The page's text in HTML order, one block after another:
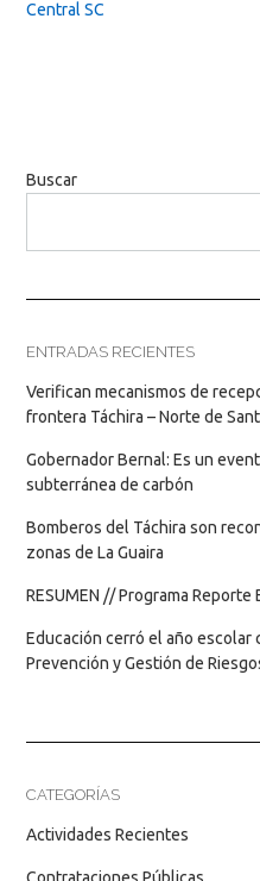
Central SC
Buscar
ENTRADAS RECIENTES
Verifican mecanismos de
frontera Táchira – Norte de
Gobernador Bernal: Es un
subterránea de carbón
Bomberos del Táchira son
zonas de La Guaira
RESUMEN // Programa Reporte
Educación cerró el año escolar
Prevención y Gestión de
CATEGORÍAS
Actividades Recientes